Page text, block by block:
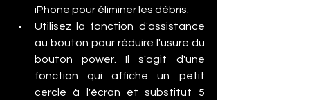
iPhone pour éliminer les débris.
Utilisez la fonction d'assistance
au bouton pour réduire l'usure du
bouton power. Il s'agit d'une
fonction qui affiche un petit
cercle à l'écran et substitut 5